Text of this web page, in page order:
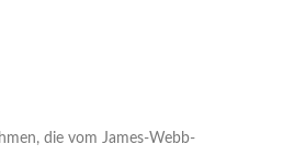
die vom James-Webb-